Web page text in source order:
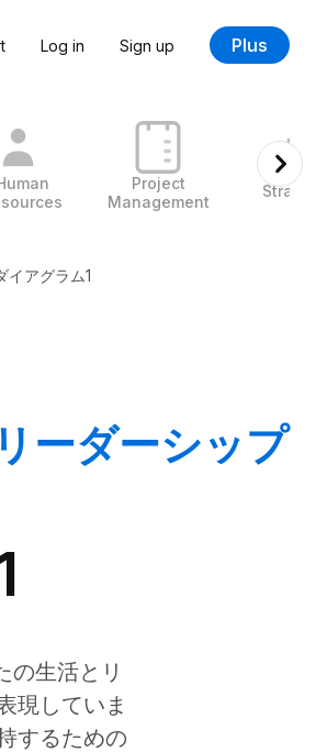
Log in Sign up Plus
Project
Management
イアグラム1
ーダーシップ
の生活とリ
現していま
するための